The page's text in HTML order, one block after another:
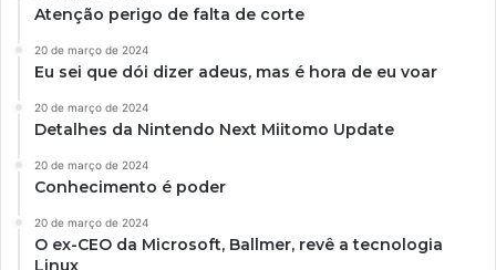
Atenção perigo de falta de corte
20 de março de 2024
Eu sei que dói dizer adeus, mas é hora de eu voar
20 de março de 2024
Detalhes da Nintendo Next Miitomo Update
20 de março de 2024
Conhecimento é poder
20 de março de 2024
O ex-CEO da Microsoft, Ballmer, revê a tecnologia
Linux